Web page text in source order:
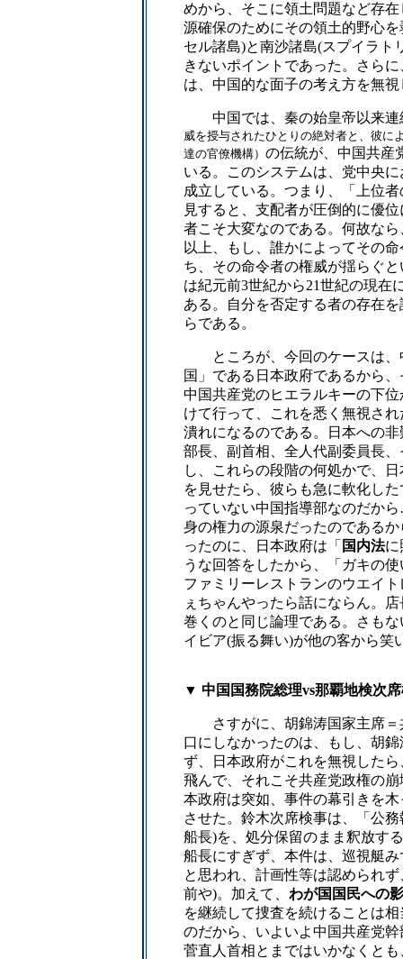
めから、そこに領土問題など存
源確保のためにその領土的野心
セル諸島)と南沙諸島(スプイラト
きないポイントであった。さら
は、中国的な面子の考え方を無
中国では、秦の始皇帝以来連
威を授与されたひとりの絶対者と、彼に
達の官僚機構） の伝統が、中国共産
いる。このシステムは、党中央
成立している。つまり、「上位
見すると、支配者が圧倒的に優
者こそ大変なのである。何故な
以上、もし、誰かによってその
ち、その命令者の権威が揺らぐ
は紀元前3世紀から21世紀の現在
ある。自分を否定する者の存在
らである。
ところが、今回のケースは、
国」である日本政府であるから
中国共産党のヒエラルキーの下
けて行って、これを悉く無視さ
潰れになるのである。日本への
部長、副首相、全人代副委員長
し、これらの段階の何処かで、
を見せたら、彼らも急に軟化し
っていない中国指導部なのだか
身の権力の源泉だったのである
ったのに、日本政府は「 国内法に
うな回答をしたから、「ガキの
ファミリーレストランのウエイ
ぇちゃんやったら話にならん。
巻くのと同じ論理である。さも
イビア(振る舞い)が他の客から笑
▼ 中国国務院総理vs那覇地検次
さすがに、胡錦涛国家主席＝
口にしなかったのは、もし、胡
ず、日本政府がこれを無視した
飛んで、それこそ共産党政権の
本政府は突如、事件の幕引きを
させた。鈴木次席検事は、「公
船長)を、処分保留のまま釈放す
船長にすぎず、本件は、巡視艇
と思われ、計画性等は認められ
前や)。加えて、 わが国国民への
を継続して捜査を続けることは
のだから、いよいよ中国共産党
菅直人首相とまではいかなくと